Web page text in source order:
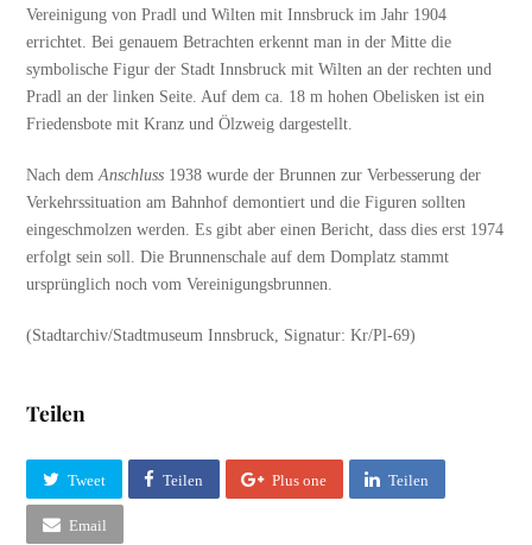
Vereinigung von Pradl und Wilten mit Innsbruck im Jahr 1904
errichtet. Bei genauem Betrachten erkennt man in der Mitte die
symbolische Figur der Stadt Innsbruck mit Wilten an der rechten und
Pradl an der linken Seite. Auf dem ca. 18 m hohen Obelisken ist ein
Friedensbote mit Kranz und Ölzweig dargestellt.
Nach demAnschluss 1938 wurde der Brunnen zur Verbesserung der
Verkehrssituation am Bahnhof demontiert und die Figuren sollten
eingeschmolzen werden. Es gibt aber einen Bericht, dass dies erst 1974
erfolgt sein soll. Die Brunnenschale auf dem Domplatz stammt
ursprünglich noch vom Vereinigungsbrunnen.
(Stadtarchiv/Stadtmuseum Innsbruck, Signatur: Kr/Pl-69)
Teilen
Tweet Teilen Plus one Teilen
Email